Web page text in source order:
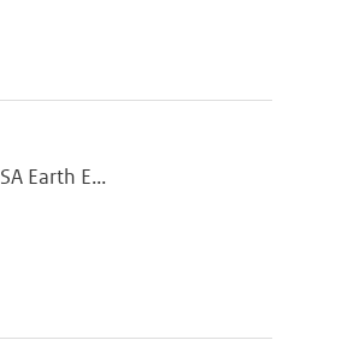
Earth E...